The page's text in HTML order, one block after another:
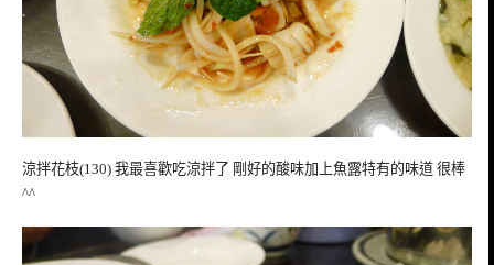
涼拌花枝(130) 我最喜歡吃涼拌了 剛好的酸味加上魚露特有的味道 很棒
^^